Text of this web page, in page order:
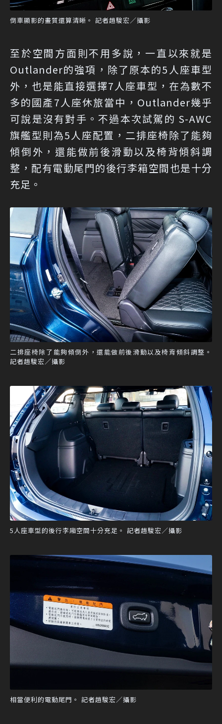
倒車顯影的畫質還算清晰。 記者趙駿宏／攝影
至於空間方面則不用多說，一直以來就是
Outlander的強項，除了原本的5人座車型
外，也是能直接選擇7人座車型，在為數不
多的國產7人座休旅當中，Outlander幾乎
可說是沒有對手。不過本次試駕的 S-AWC
旗艦型則為5人座配置，二排座椅除了能夠
傾倒外，還能做前後滑動以及椅背傾斜調
整，配有電動尾門的後行李箱空間也是十分
充足。
二排座椅除了能夠傾倒外，還能做前後滑動以及椅背傾斜調整。
記者趙駿宏／攝影
5人座車型的後行李廂空間十分充足。 記者趙駿宏／攝影
相當便利的電動尾門。 記者趙駿宏／攝影